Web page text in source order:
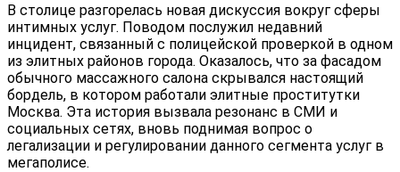
В столице разгорелась новая дискуссия вокруг сферы
интимных услуг. Поводом послужил недавний
инцидент, связанный с полицейской проверкой в одном
из элитных районов города. Оказалось, что за фасадом
обычного массажного салона скрывался настоящий
бордель, в котором работали элитные проститутки
Москва. Эта история вызвала резонанс в СМИ и
социальных сетях, вновь поднимая вопрос о
легализации и регулировании данного сегмента услуг в
мегаполисе.